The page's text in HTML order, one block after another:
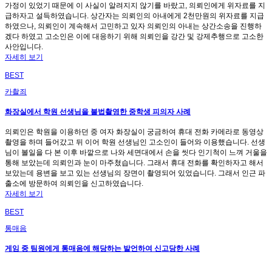
가정이 있었기 때문에 이 사실이 알려지지 않기를 바랐고, 의뢰인에게 위자료를 지
급하자고 설득하였습니다. 상간자는 의뢰인의 아내에게 2천만원의 위자료를 지급
하였으나, 의뢰인이 계속해서 고민하고 있자 의뢰인의 아내는 상간소송을 진행하
겠다 하였고 고소인은 이에 대응하기 위해 의뢰인을 강간 및 강제추행으로 고소한
사안입니다.
자세히 보기
BEST
카촬죄
화장실에서 학원 선생님을 불법촬영한 중학생 피의자 사례
의뢰인은 학원을 이용하던 중 여자 화장실이 궁금하여 휴대 전화 카메라로 동영상
촬영을 하며 들어갔고 뒤 이어 학원 선생님인 고소인이 들어와 이용했습니다. 선생
님이 볼일을 다 본 이후 바깥으로 나와 세면대에서 손을 씻다 인기척이 느껴 거울을
통해 보았는데 의뢰인과 눈이 마주쳤습니다. 그래서 휴대 전화를 확인하자고 해서
보았는데 용변을 보고 있는 선생님의 장면이 촬영되어 있었습니다. 그래서 인근 파
출소에 방문하여 의뢰인을 신고하였습니다.
자세히 보기
BEST
통매음
게임 중 팀원에게 통매음에 해당하는 발언하여 신고당한 사례